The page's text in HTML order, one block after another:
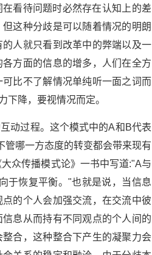
看待问题时必然存在认知上的差
这种分歧是可以随着情况的明朗
人就只看到改革中的弊端以及一
方面的信息的增多，人们在全方
比不了解情况单纯听一面之词而
下降，要视情况而定。
动过程。这个模式中的A和B代表
哪一方态度的转变都会带来现有
众传播模式论》一书中写道:"A与
于恢复平衡。"也就是说，当信息
的个人会加强交流，在交流中彼
息从而持有不同观点的个人间的
合，这种整合下产生的凝聚力会